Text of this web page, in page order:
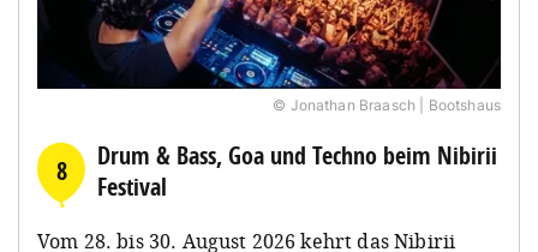
© Jonathan Braasch | Bootshaus
8
Drum & Bass, Goa und Techno beim Nibirii
Festival
Vom 28. bis 30. August 2026 kehrt das Nibirii